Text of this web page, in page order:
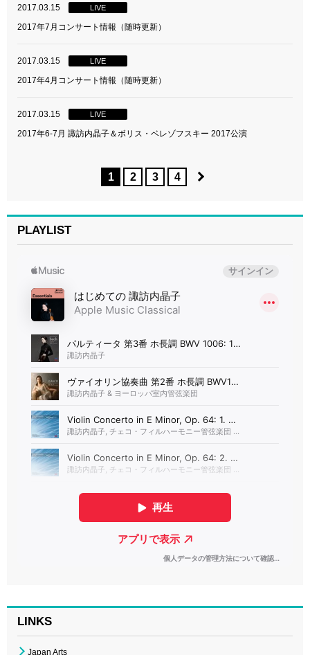
2017.03.15 LIVE
2017年7月コンサート情報（随時更新）
2017.03.15 LIVE
2017年4月コンサート情報（随時更新）
2017.03.15 LIVE
2017年6-7月 諏訪内晶子＆ボリス・ベレゾフスキー 2017公演
1 2 3 4
PLAYLIST
LINKS
Japan Arts